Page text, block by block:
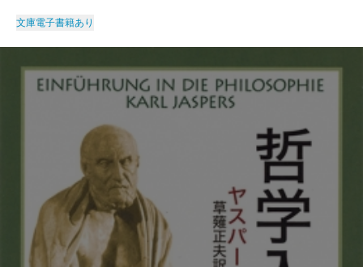
文庫電子書籍あり